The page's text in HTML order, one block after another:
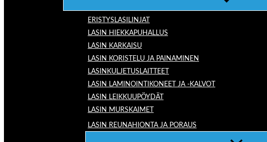
ERISTYSLASILINJAT
LASIN HIEKKAPUHALLUS
LASIN KARKAISU
LASIN KORISTELU JA PAINAMINEN
LASINKULJETUSLAITTEET
LASIN LAMINOINTIKONEET JA -KALVOT
LASIN LEIKKUUPÖYDÄT
LASIN MURSKAIMET
LASIN REUNAHIONTA JA PORAUS